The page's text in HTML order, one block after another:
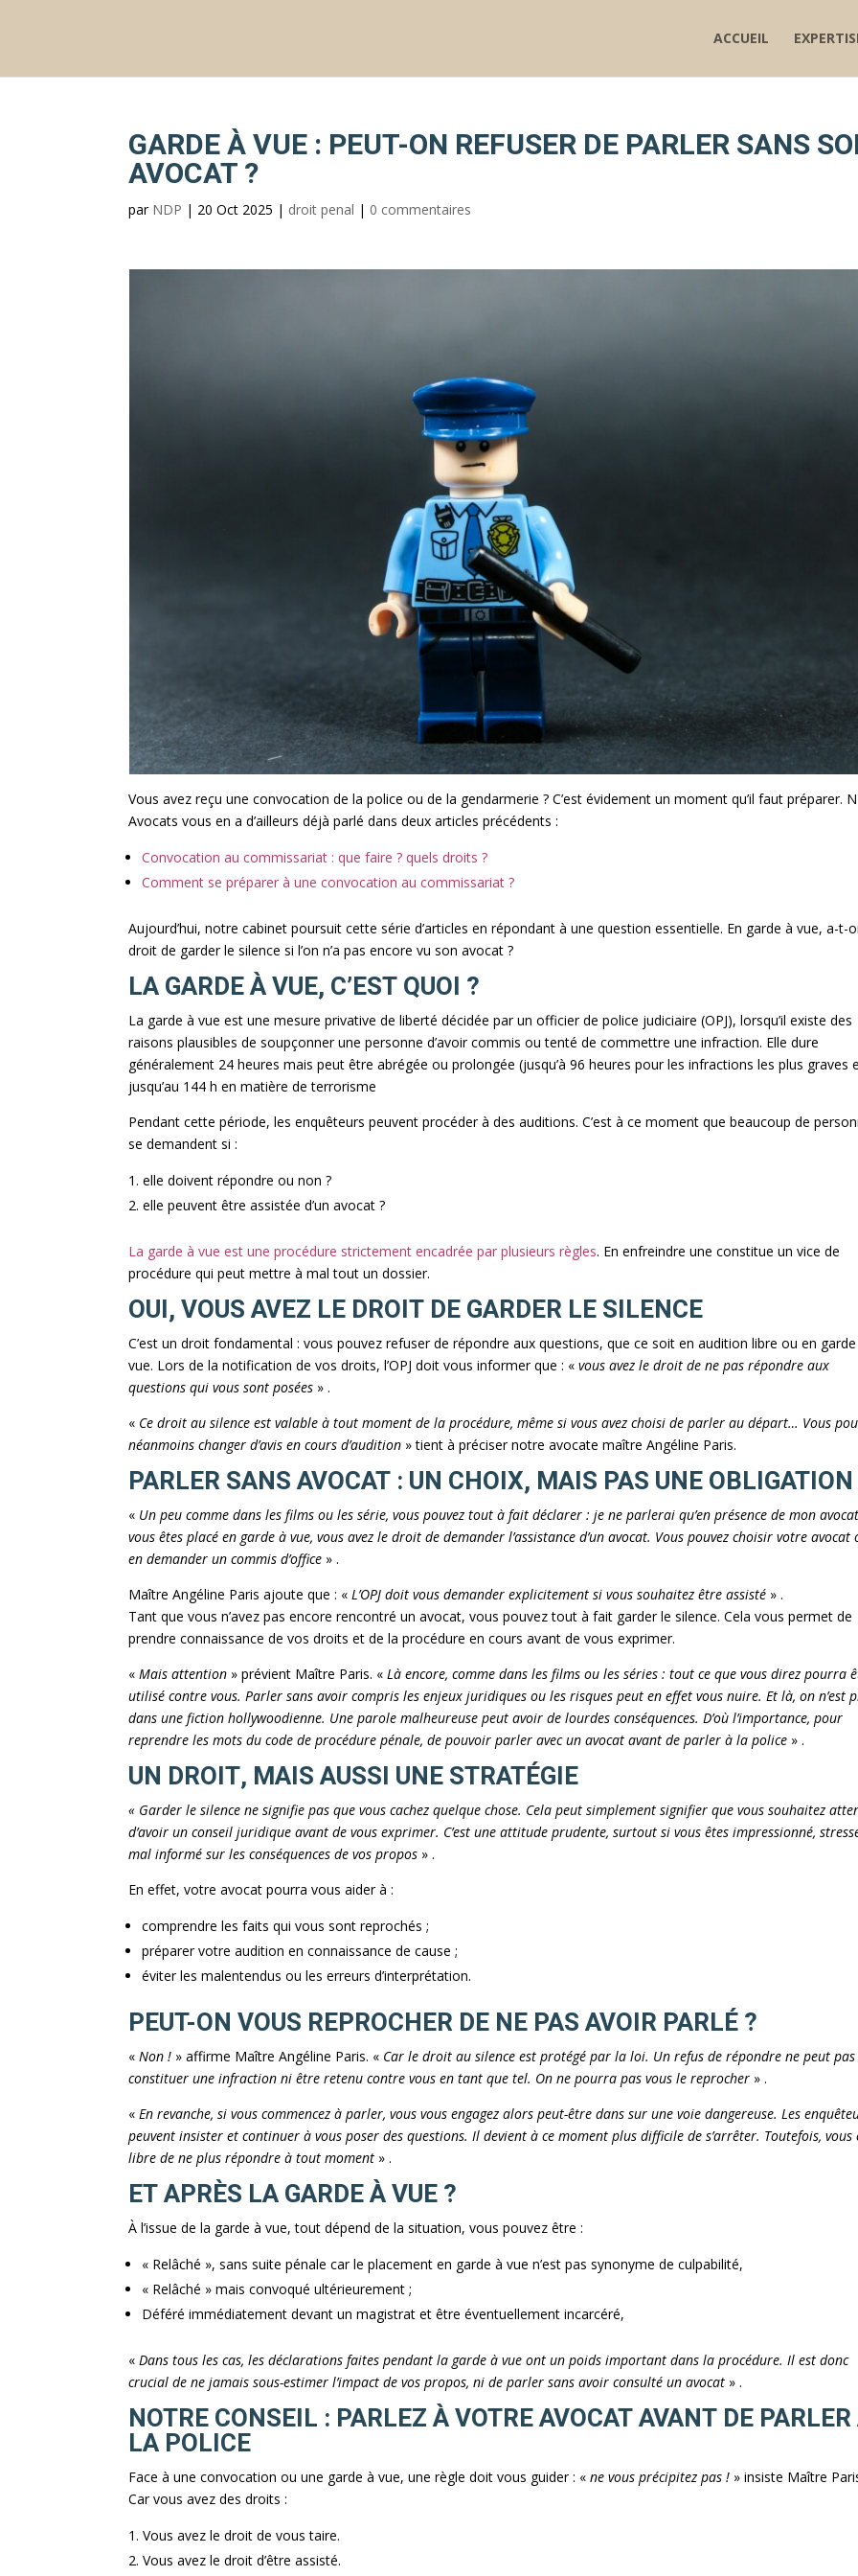
ACCUEIL
GARDE À VUE : PEUT-ON REFUSER DE PARLER SANS
AVOCAT ?
par NDP | 20 Oct 2025 | droit penal | 0 commentaires
Vous avez reçu une convocation de la police ou de la gendarmerie ? C’est évidement un moment qu’il faut préparer.
Avocats vous en a d’ailleurs déjà parlé dans deux articles précédents :
Convocation au commissariat : que faire ? quels droits ?
Comment se préparer à une convocation au commissariat ?
Aujourd’hui, notre cabinet poursuit cette série d’articles en répondant à une question essentielle. En garde à vue, a-t-
droit de garder le silence si l’on n’a pas encore vu son avocat ?
LA GARDE À VUE, C’EST QUOI ?
La garde à vue est une mesure privative de liberté décidée par un officier de police judiciaire (OPJ), lorsqu’il existe des
raisons plausibles de soupçonner une personne d’avoir commis ou tenté de commettre une infraction. Elle dure
généralement 24 heures mais peut être abrégée ou prolongée (jusqu’à 96 heures pour les infractions les plus graves
jusqu’au 144 h en matière de terrorisme
Pendant cette période, les enquêteurs peuvent procéder à des auditions. C’est à ce moment que beaucoup de
se demandent si :
elle doivent répondre ou non ?
elle peuvent être assistée d’un avocat ?
La garde à vue est une procédure strictement encadrée par plusieurs règles. En enfreindre une constitue un vice de
procédure qui peut mettre à mal tout un dossier.
OUI, VOUS AVEZ LE DROIT DE GARDER LE SILENCE
C’est un droit fondamental : vous pouvez refuser de répondre aux questions, que ce soit en audition libre ou en
vue. Lors de la notification de vos droits, l’OPJ doit vous informer que : «vous avez le droit de ne pas répondre aux
questions qui vous sont posées » .
« Ce droit au silence est valable à tout moment de la procédure, même si vous avez choisi de parler au départ… Vous
néanmoins changer d’avis en cours d’audition » tient à préciser notre avocate maître Angéline Paris.
PARLER SANS AVOCAT : UN CHOIX, MAIS PAS UNE OBLIGATION
« Un peu comme dans les films ou les série, vous pouvez tout à fait déclarer : je ne parlerai qu’en présence de mon
vous êtes placé en garde à vue, vous avez le droit de demander l’assistance d’un avocat. Vous pouvez choisir votre avocat
en demander un commis d’office » .
Maître Angéline Paris ajoute que : «L’OPJ doit vous demander explicitement si vous souhaitez être assisté » .
Tant que vous n’avez pas encore rencontré un avocat, vous pouvez tout à fait garder le silence. Cela vous permet de
prendre connaissance de vos droits et de la procédure en cours avant de vous exprimer.
«Mais attention » prévient Maître Paris. «Là encore, comme dans les films ou les séries : tout ce que vous direz pourra
utilisé contre vous. Parler sans avoir compris les enjeux juridiques ou les risques peut en effet vous nuire. Et là, on n’est
dans une fiction hollywoodienne. Une parole malheureuse peut avoir de lourdes conséquences. D’où l’importance, pour
reprendre les mots du code de procédure pénale, de pouvoir parler avec un avocat avant de parler à la police » .
UN DROIT, MAIS AUSSI UNE STRATÉGIE
« Garder le silence ne signifie pas que vous cachez quelque chose. Cela peut simplement signifier que vous souhaitez
d’avoir un conseil juridique avant de vous exprimer. C’est une attitude prudente, surtout si vous êtes impressionné,
mal informé sur les conséquences de vos propos » .
En effet, votre avocat pourra vous aider à :
comprendre les faits qui vous sont reprochés ;
préparer votre audition en connaissance de cause ;
éviter les malentendus ou les erreurs d’interprétation.
PEUT-ON VOUS REPROCHER DE NE PAS AVOIR PARLÉ ?
«Non ! » affirme Maître Angéline Paris. « Car le droit au silence est protégé par la loi. Un refus de répondre ne peut pas
constituer une infraction ni être retenu contre vous en tant que tel. On ne pourra pas vous le reprocher » .
«En revanche, si vous commencez à parler, vous vous engagez alors peut-être dans sur une voie dangereuse. Les
peuvent insister et continuer à vous poser des questions. Il devient à ce moment plus difficile de s’arrêter. Toutefois, vous
libre de ne plus répondre à tout moment » .
ET APRÈS LA GARDE À VUE ?
À l’issue de la garde à vue, tout dépend de la situation, vous pouvez être :
« Relâché », sans suite pénale car le placement en garde à vue n’est pas synonyme de culpabilité,
« Relâché » mais convoqué ultérieurement ;
Déféré immédiatement devant un magistrat et être éventuellement incarcéré,
«Dans tous les cas, les déclarations faites pendant la garde à vue ont un poids important dans la procédure. Il est donc
crucial de ne jamais sous-estimer l’impact de vos propos, ni de parler sans avoir consulté un avocat » .
NOTRE CONSEIL : PARLEZ À VOTRE AVOCAT AVANT DE
LA POLICE
Face à une convocation ou une garde à vue, une règle doit vous guider : «ne vous précipitez pas ! » insiste Maître
Car vous avez des droits :
Vous avez le droit de vous taire.
Vous avez le droit d’être assisté.